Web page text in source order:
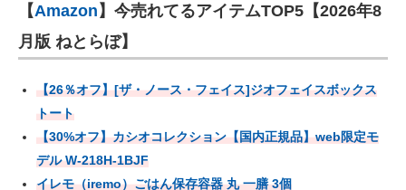
【Amazon 】今売れてるアイテムTOP5【2026年8
月版 ねとらぼ】
【26％オフ】[ザ・ノース・フェイス]ジオフェイスボックス
トート
【30%オフ】カシオコレクション【国内正規品】web限定モ
デル W-218H-1BJF
イレモ（iremo）ごはん保存容器 丸 一膳 3個